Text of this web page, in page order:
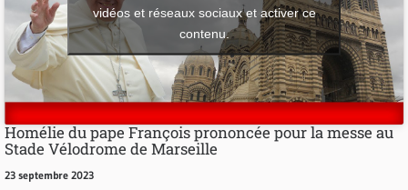
vidéos et réseaux sociaux et activer ce
contenu.
Homélie du pape François prononcée pour la messe au
Stade Vélodrome de Marseille
23 septembre 2023